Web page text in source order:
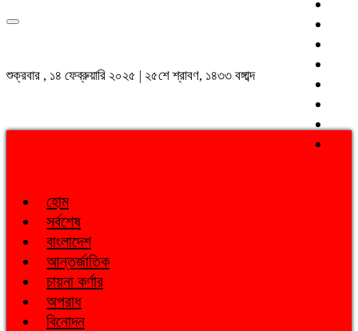
শুক্রবার , ১৪ ফেব্রুয়ারি ২০২৫ | ২৫শে শ্রাবণ, ১৪৩৩ বঙ্গাব্দ
হোম
সর্বশেষ
বাংলাদেশ
আন্তর্জাতিক
চায়না কর্ণার
অপরাধ
বিনোদন